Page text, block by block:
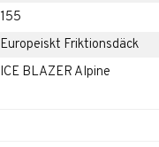
155
Europeiskt Friktionsdäck
ICE BLAZER Alpine